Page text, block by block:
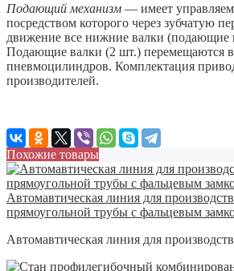
Подающий механизм — имеет
посредством которого через зубчатую
движение все нижние валки (подающие
Подающие валки (2 шт.) перемещаются
пневмоцилиндров. Комплектация
производителей.
Похожие товары
Автомавтическая линия для
прямоугольной трубы с фальцевым
Автомавтическая линия для